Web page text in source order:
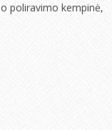
poliravimo kempinė,